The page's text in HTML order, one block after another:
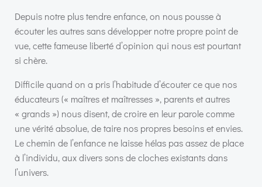
Depuis notre plus tendre enfance, on nous pousse à
écouter les autres sans développer notre propre point de
vue, cette fameuse liberté d’opinion qui nous est pourtant
si chère.
Difficile quand on a pris l’habitude d’écouter ce que nos
éducateurs (« maîtres et maîtresses », parents et autres
« grands ») nous disent, de croire en leur parole comme
une vérité absolue, de taire nos propres besoins et envies.
Le chemin de l’enfance ne laisse hélas pas assez de place
à l’individu, aux divers sons de cloches existants dans
l’univers.